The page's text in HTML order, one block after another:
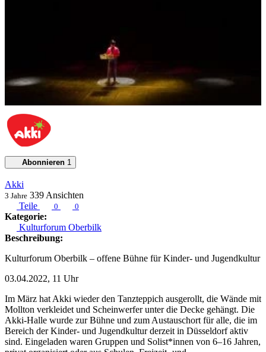
Abonnieren 1
Akki
3 Jahre 339 Ansichten
Teile
0 0
Kategorie:
Kulturforum Oberbilk
Beschreibung:
Kulturforum Oberbilk – offene Bühne für Kinder- und Jugendkultur
03.04.2022, 11 Uhr
Im März hat Akki wieder den Tanzteppich ausgerollt, die Wände mit
Mollton verkleidet und Scheinwerfer unter die Decke gehängt. Die
Akki-Halle wurde zur Bühne und zum Austauschort für alle, die im
Bereich der Kinder- und Jugendkultur derzeit in Düsseldorf aktiv
sind. Eingeladen waren Gruppen und Solist*innen von 6–16 Jahren,